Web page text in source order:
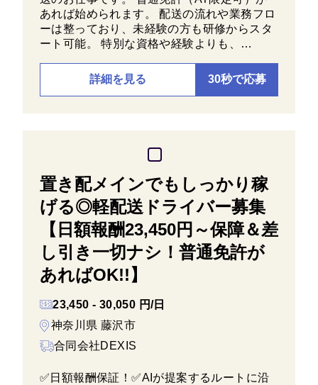
あれば始められます。 配送の流れや業務フロ
ーは整っており、未経験の方も研修からスタ
ート可能。 特別な資格や経験よりも、…
詳細を見る 30秒で応募
置き配メインでもしっかり稼
げる◎軽配送ドライバー募集
【日額報酬23,450円～保障＆差
し引き一切ナシ！普通免許が
あればOK!!】
23,450 - 30,050 円/日
神奈川県 藤沢市
合同会社DEXIS
✅日額報酬保証！✅AIが提案するルートに沿